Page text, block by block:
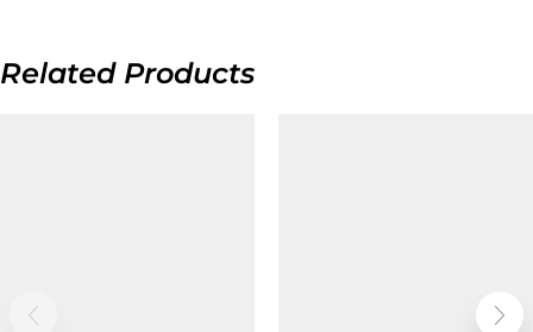
Related Products